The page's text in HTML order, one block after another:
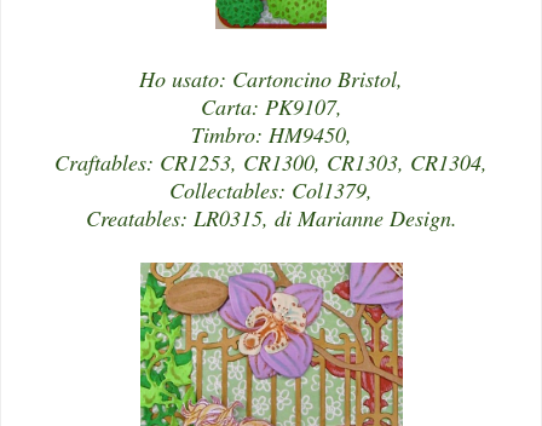
Ho usato: Cartoncino Bristol,
Carta: PK9107,
Timbro: HM9450,
Craftables: CR1253, CR1300, CR1303, CR1304,
Collectables: Col1379,
Creatables: LR0315, di Marianne Design.